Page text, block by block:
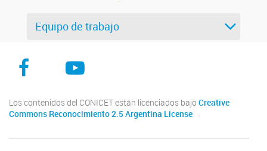
Equipo de trabajo
Facebook
Instagram
Youtube
Los contenidos del CONICET están licenciados bajo Creative
Commons Reconocimiento 2.5 Argentina License